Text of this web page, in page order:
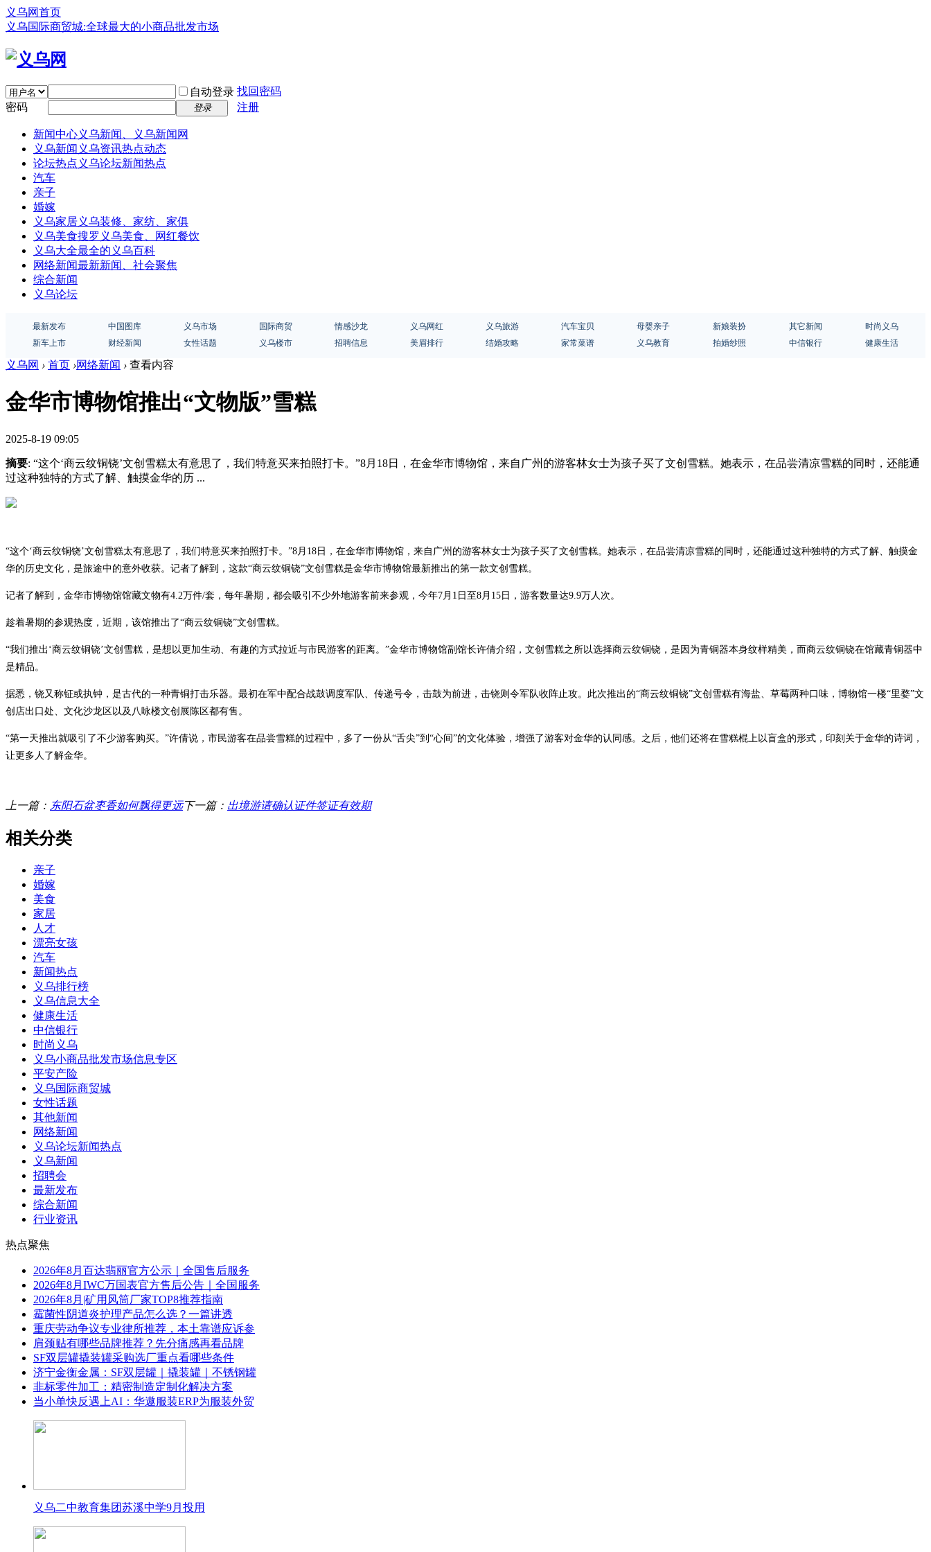
义乌网首页
义乌国际商贸城:全球最大的小商品批发市场
自动登录 找回密码
密码
登录 注册
新闻中心义乌新闻、义乌新闻网
义乌新闻 义乌资讯热点动态
论坛热点 义乌论坛新闻热点
汽车
亲子
婚嫁
义乌家居义乌装修、家纺、家俱
义乌美食搜罗义乌美食、网红餐饮
义乌大全最全的义乌百科
网络新闻最新新闻、社会聚焦
综合新闻
义乌论坛
最新发布 中国图库 义乌市场 国际商贸 情感沙龙 义乌网红 义乌旅游 汽车宝贝 母婴亲子 新娘装扮 其它新闻
时尚义乌
新车上市
财经新闻 女性话题 义乌楼市 招聘信息 美眉排行 结婚攻略 家常菜谱 义乌教育 拍婚纱照 中信银行 健康生活
义乌网 › 首页 ›网络新闻 › 查看内容
金华市博物馆推出“文物版”雪糕
2025-8-19 09:05
摘要: “这个‘商云纹铜铙’文创雪糕太有意思了，我们特意买来拍照打卡。”8月18日，在金华市博物馆，来自广州的游客林女士为孩子买了文创雪糕。她表示，在品尝清凉雪糕的同时，还能通
过这种独特的方式了解、触摸金华的历 ...
“这个‘商云纹铜铙’文创雪糕太有意思了，我们特意买来拍照打卡。”8月18日，在金华市博物馆，来自广州的游客林女士为孩子买了文创雪糕。她表示，在品尝清凉雪糕的同时，还能通过这种独特的方式了解、触摸金
华的历史文化，是旅途中的意外收获。记者了解到，这款“商云纹铜铙”文创雪糕是金华市博物馆最新推出的第一款文创雪糕。
记者了解到，金华市博物馆馆藏文物有4.2万件/套，每年暑期，都会吸引不少外地游客前来参观，今年7月1日至8月15日，游客数量达9.9万人次。
趁着暑期的参观热度，近期，该馆推出了“商云纹铜铙”文创雪糕。
“我们推出‘商云纹铜铙’文创雪糕，是想以更加生动、有趣的方式拉近与市民游客的距离。”金华市博物馆副馆长许倩介绍，文创雪糕之所以选择商云纹铜铙，是因为青铜器本身纹样精美，而商云纹铜铙在馆藏青铜器中
是精品。
据悉，铙又称钲或执钟，是古代的一种青铜打击乐器。最初在军中配合战鼓调度军队、传递号令，击鼓为前进，击铙则令军队收阵止攻。此次推出的“商云纹铜铙”文创雪糕有海盐、草莓两种口味，博物馆一楼“里婺”文
创店出口处、文化沙龙区以及八咏楼文创展陈区都有售。
“第一天推出就吸引了不少游客购买。”许倩说，市民游客在品尝雪糕的过程中，多了一份从“舌尖”到“心间”的文化体验，增强了游客对金华的认同感。之后，他们还将在雪糕棍上以盲盒的形式，印刻关于金华的诗词，
让更多人了解金华。
上一篇： 东阳石盆枣香如何飘得更远下一篇： 出境游请确认证件签证有效期
相关分类
亲子
婚嫁
美食
家居
人才
漂亮女孩
汽车
新闻热点
义乌排行榜
义乌信息大全
健康生活
中信银行
时尚义乌
义乌小商品批发市场信息专区
平安产险
义乌国际商贸城
女性话题
其他新闻
网络新闻
义乌论坛新闻热点
义乌新闻
招聘会
最新发布
综合新闻
行业资讯
热点聚焦
2026年8月百达翡丽官方公示｜全国售后服务
2026年8月IWC万国表官方售后公告｜全国服务
2026年8月|矿用风筒厂家TOP8推荐指南
霉菌性阴道炎护理产品怎么选？一篇讲透
重庆劳动争议专业律所推荐，本土靠谱应诉参
肩颈贴有哪些品牌推荐？先分痛感再看品牌
SF双层罐撬装罐采购选厂重点看哪些条件
济宁金衡金属：SF双层罐｜撬装罐｜不锈钢罐
非标零件加工：精密制造定制化解决方案
当小单快反遇上AI：华遨服装ERP为服装外贸
义乌二中教育集团苏溪中学9月投用